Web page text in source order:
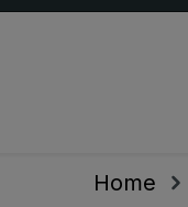
Home